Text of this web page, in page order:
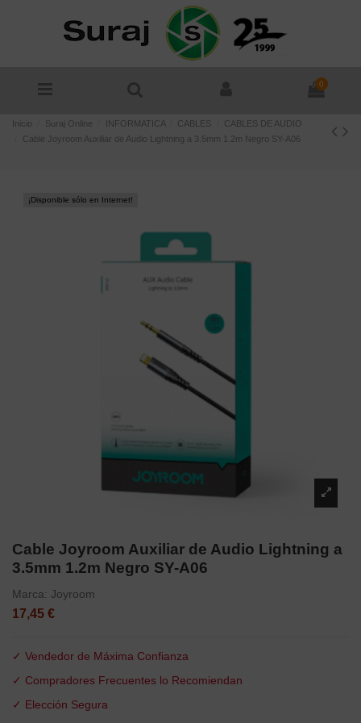
0
Inicio Suraj Online INFORMATICA CABLES
CABLES DE AUDIO
Cable Joyroom Auxiliar de Audio Lightning a 3.5mm 1.2m Negro SY-A06
¡Disponible sólo en Internet!
Cable Joyroom Auxiliar de Audio Lightning a
3.5mm 1.2m Negro SY-A06
Marca: Joyroom
17,45 €
✓ Vendedor de Máxima Confianza
✓ Compradores Frecuentes lo Recomiendan
✓ Elección Segura